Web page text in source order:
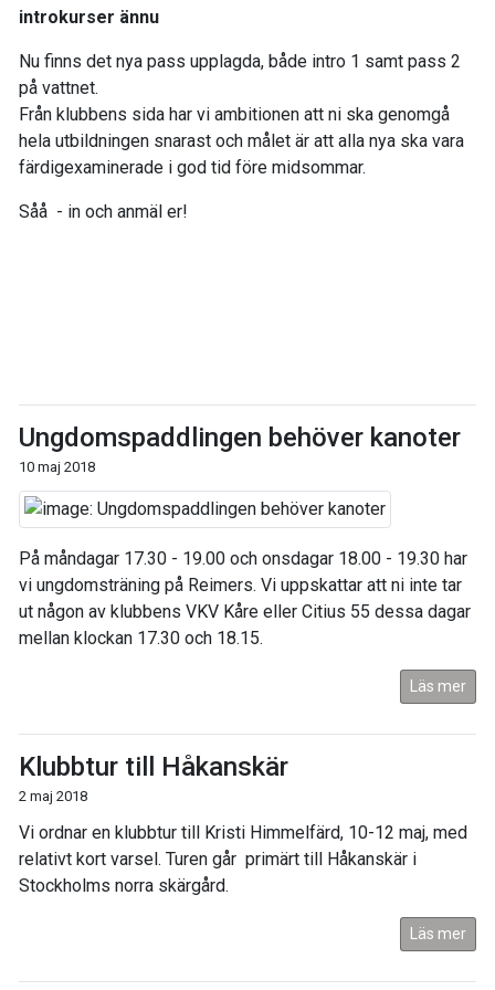
introkurser ännu
Nu finns det nya pass upplagda, både intro 1 samt pass 2
på vattnet.
Från klubbens sida har vi ambitionen att ni ska genomgå
hela utbildningen snarast och målet är att alla nya ska vara
färdigexaminerade i god tid före midsommar.
Såå - in och anmäl er!
Ungdomspaddlingen behöver kanoter
10 maj 2018
På måndagar 17.30 - 19.00 och onsdagar 18.00 - 19.30 har
vi ungdomsträning på Reimers. Vi uppskattar att ni inte tar
ut någon av klubbens VKV Kåre eller Citius 55 dessa dagar
mellan klockan 17.30 och 18.15.
Läs mer
Klubbtur till Håkanskär
2 maj 2018
Vi ordnar en klubbtur till Kristi Himmelfärd, 10-12 maj, med
relativt kort varsel. Turen går primärt till Håkanskär i
Stockholms norra skärgård.
Läs mer